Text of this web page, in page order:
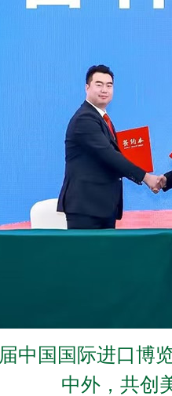
中国国际进口博
中外，共创